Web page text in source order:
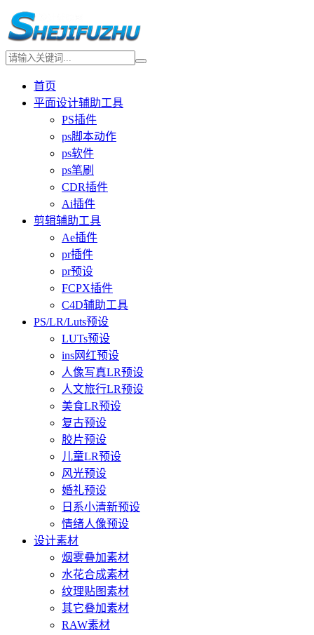
首页
平面设计辅助工具
PS插件
ps脚本动作
ps软件
ps笔刷
CDR插件
Ai插件
剪辑辅助工具
Ae插件
pr插件
pr预设
FCPX插件
C4D辅助工具
PS/LR/Luts预设
LUTs预设
ins网红预设
人像写真LR预设
人文旅行LR预设
美食LR预设
复古预设
胶片预设
儿童LR预设
风光预设
婚礼预设
日系小清新预设
情绪人像预设
设计素材
烟雾叠加素材
水花合成素材
纹理贴图素材
其它叠加素材
RAW素材